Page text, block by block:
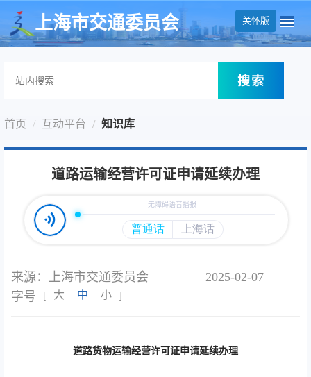
关怀版
搜索
上海市交通委员会
首页 互动平台 知识库
道路运输经营许可证申请延续办理
来源：上海市交通委员会
2025-02-07
字号
[ 大 中 小 ]
道路货物运输经营许可证申请延续办理